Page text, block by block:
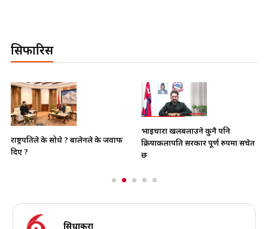
सिफारिस
राष्ट्रपतिले के सोधे ? बालेनले के जवाफ
दिए ?
भाइचारा खलबलाउने कुनै पनि
क्रियाकलापप्रति सरकार पूर्ण रुपमा सचेत
छ
सिधाकुरा